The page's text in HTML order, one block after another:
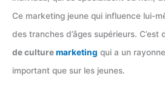
Ce marketing jeune qui influence lui-
des tranches d’âges supérieurs. C’est
de culturemarketing qui a un
important que sur les jeunes.